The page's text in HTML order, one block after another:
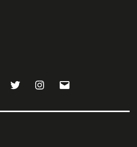
FacebookTwitter Instagram